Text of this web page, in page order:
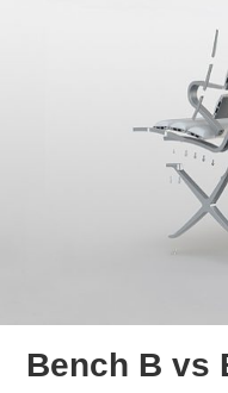
Bench B vs